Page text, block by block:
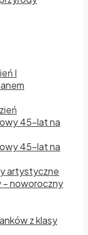
I
45-lat na
45-lat na
artystyczne
noworoczny
z klasy